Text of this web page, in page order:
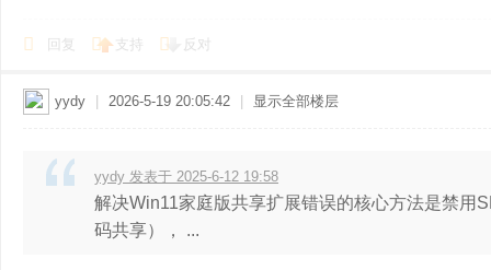
回复 支持 反对
yydy 2026-5-19 20:05:42 显示全部楼层
yydy 发表于 2025-6-12 19:58
解决Win11家庭版共享扩展错误的核心方法是禁用
码共享）‌， ...